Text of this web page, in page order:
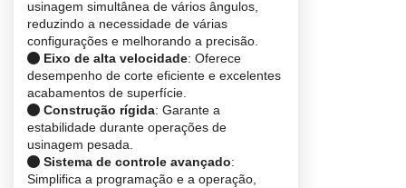
usinagem simultânea de vários ângulos,
reduzindo a necessidade de várias
configurações e melhorando a precisão.
Eixo de alta velocidade: Oferece
desempenho de corte eficiente e excelentes
acabamentos de superfície.
Construção rígida: Garante a
estabilidade durante operações de
usinagem pesada.
Sistema de controle avançado:
Simplifica a programação e a operação,